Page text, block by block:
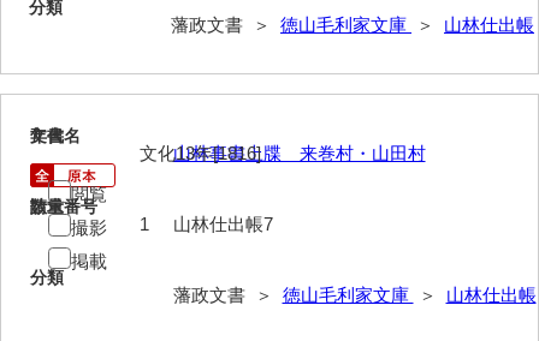
当職方日記
御滞京日記
御判司方大日記
寺社町方日記
奉幣使方日記
分類
藩政文書 ＞ 徳山毛利家文庫 ＞ 山林仕出帳
7
文書名
山林事書上牒 来巻村・山田村
請求番号
山林仕出帳7
分類
藩政文書 ＞ 徳山毛利家文庫 ＞ 山林仕出帳
年代
文化13年[1816]
数量
1
閲覧
撮影
掲載